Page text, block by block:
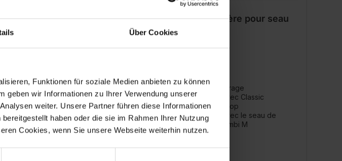
Über Cookies
Funktionen für soziale Medien anbieten zu können
geben wir Informationen zu Ihrer Verwendung unserer
weiter. Unsere Partner führen diese Informationen
haben oder die sie im Rahmen Ihrer Nutzung
Cookies, wenn Sie unsere Webseite weiterhin nutzen.
Panier d'essorage pour
seau de nettoyage Combi
panier
Compatible avec le balai à plat
Combi M/XL
Combi M/XL
Presse serpière pour seau
Combi Mop
Panier d'essorage
Compatible avec Classic
Mop/Power Mop
Compatible avec le seau de
nettoyage Combi M